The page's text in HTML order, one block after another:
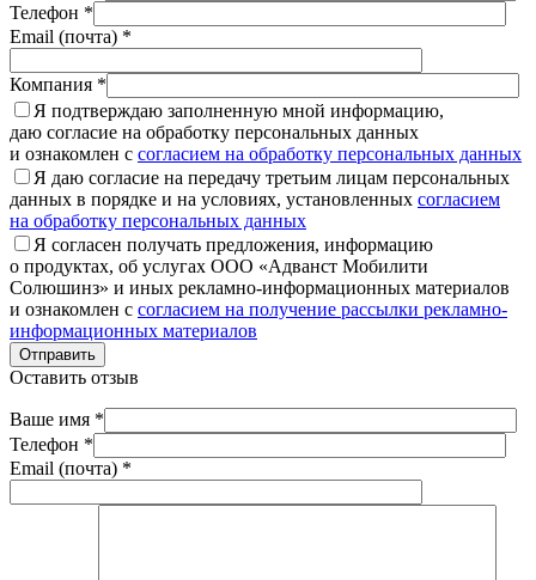
Телефон *
Email (почта) *
Компания *
Я подтверждаю заполненную мной информацию,
даю согласие на обработку персональных данных
и ознакомлен с согласием на обработку персональных данных
Я даю согласие на передачу третьим лицам персональных
данных в порядке и на условиях, установленных согласием
на обработку персональных данных
Я согласен получать предложения, информацию
о продуктах, об услугах ООО «Адванст Мобилити
Солюшинз» и иных рекламно-информационных материалов
и ознакомлен с согласием на получение рассылки рекламно-
информационных материалов
Отправить
Оставить отзыв
Ваше имя *
Телефон *
Email (почта) *